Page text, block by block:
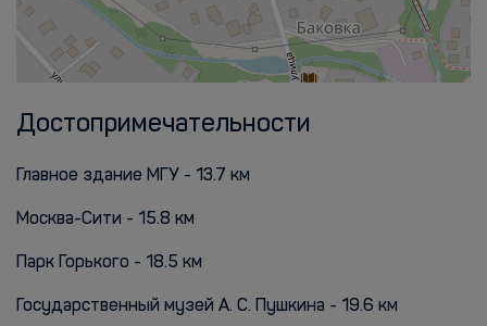
Достопримечательности
Главное здание МГУ - 13.7 км
Москва-Сити - 15.8 км
Парк Горького - 18.5 км
Государственный музей А. С. Пушкина - 19.6 км